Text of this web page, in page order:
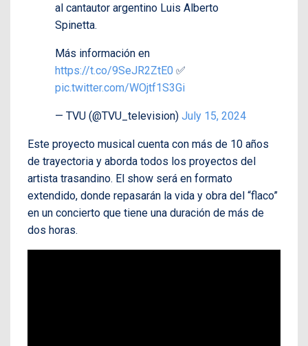
al cantautor argentino Luis Alberto
Spinetta.
Más información en
https://t.co/9SeJR2ZtE0 ✅
pic.twitter.com/WOjtf1S3Gi
— TVU (@TVU_television) July 15, 2024
Este proyecto musical cuenta con más de 10 años
de trayectoria y aborda todos los proyectos del
artista trasandino. El show será en formato
extendido, donde repasarán la vida y obra del “flaco”
en un concierto que tiene una duración de más de
dos horas.